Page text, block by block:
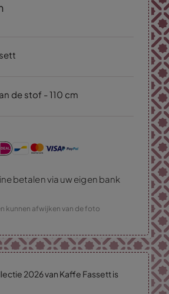
de stof - 110 cm
betalen via uw eigen bank
kunnen afwijken van de foto
2026 van Kaffe Fassett is